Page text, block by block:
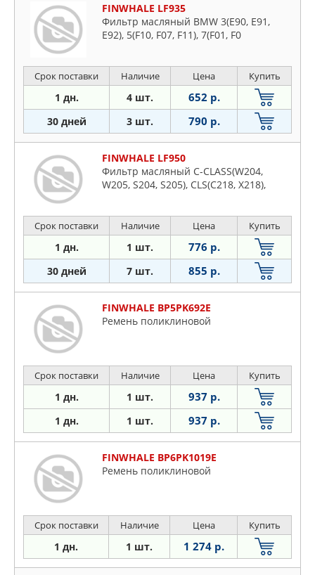
FINWHALE LF935
Фильтр масляный BMW 3(E90, E91,
E92), 5(F10, F07, F11), 7(F01, F0
Срок поставки Наличие Цена Купить
1 дн. 4 шт. 652 р.
30 дней 3 шт. 790 р.
FINWHALE LF950
Фильтр масляный C-CLASS(W204,
W205, S204, S205), CLS(C218, X218),
Срок поставки Наличие Цена Купить
1 дн. 1 шт. 776 р.
30 дней 7 шт. 855 р.
FINWHALE BP5PK692E
Ремень поликлиновой
Срок поставки Наличие Цена Купить
1 дн. 1 шт. 937 р.
1 дн. 1 шт. 937 р.
FINWHALE BP6PK1019E
Ремень поликлиновой
Срок поставки Наличие Цена Купить
1 дн. 1 шт. 1 274 р.